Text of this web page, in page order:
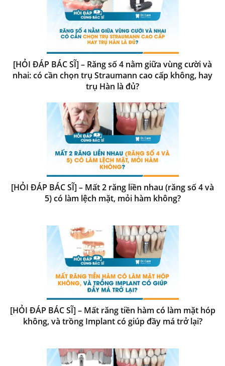
[HỎI ĐÁP BÁC SĨ] – Răng số 4 nằm giữa vùng cười và
nhai: có cần chọn trụ Straumann cao cấp không, hay
trụ Hàn là đủ?
[HỎI ĐÁP BÁC SĨ] – Mất 2 răng liền nhau (răng số 4 và
5) có làm lệch mặt, mỏi hàm không?
[HỎI ĐÁP BÁC SĨ] – Mất răng tiền hàm có làm mặt hóp
không, và trồng Implant có giúp đầy má trở lại?